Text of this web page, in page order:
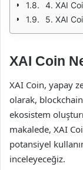
4. XAI
5. XAI
XAI Coin
XAI Coin, yapay
olarak,
ekosistem
makalede, XAI
potansiyel
inceleyeceğiz.